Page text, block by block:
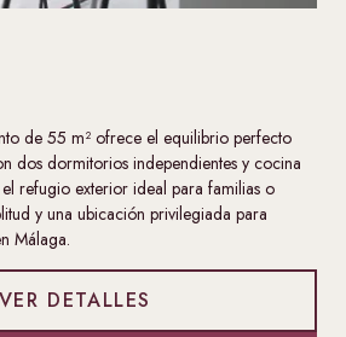
de 55 m² ofrece el equilibrio perfecto
dos dormitorios independientes y cocina
refugio exterior ideal para familias o
y una ubicación privilegiada para
Málaga.
VER DETALLES